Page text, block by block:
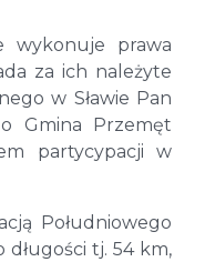
wykonuje prawa
za ich należyte
w Sławie Pan
Gmina Przemęt
partycypacji w
Południowego
długości tj. 54 km,